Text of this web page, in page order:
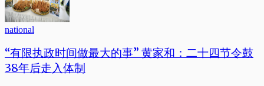
national
“有限执政时间做最大的事” 黄家和：二十四节令鼓
38年后走入体制